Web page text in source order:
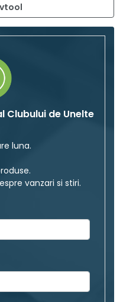
Clubului de Unelte
luna.
vanzari si stiri.